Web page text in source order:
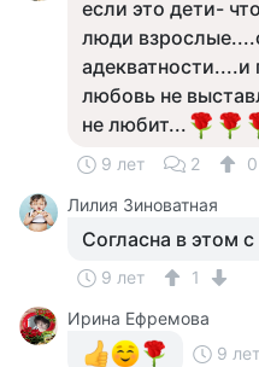
если это дети-
люди
любовь не
не любит...
9 лет 2
0
Лилия Зиноватная
Согласна в этом
9 лет
1
Ирина Ефремова
9 лет